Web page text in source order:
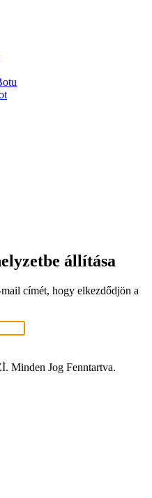
állítása
címét, hogy elkezdődjön a
Minden Jog Fenntartva.